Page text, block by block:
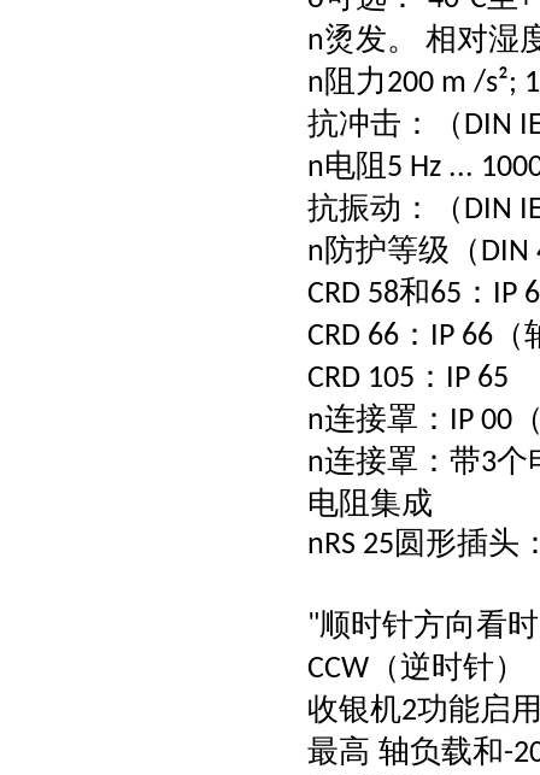
n烫发。 相对湿
n 阻力 200 m /s²;
抗冲击：（ DIN
n电阻 5 Hz ...
抗振动：（ DIN
n 防护等级（ DIN
CRD 58和65 ： IP
CRD 66 ： IP 66
CRD 105 ： IP 65
n连接罩： IP 00
n连接罩：带3个
电阻集成
nRS 25 圆形插头
"顺时针方向看
CCW （逆时针）
收银机2功能启
最高 轴负载和-